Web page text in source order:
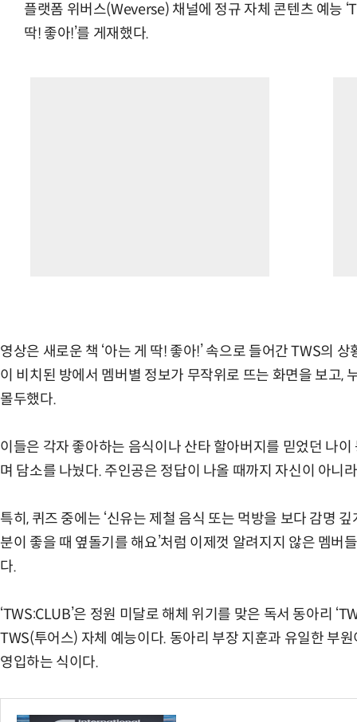
플랫폼 위버스(Weverse) 채널에 정규 자체 콘텐츠 예능
딱! 좋아!’를 게재했다.
영상은 새로운 책 ‘아는 게 딱! 좋아!’ 속으로 들어간 TWS의
이 비치된 방에서 멤버별 정보가 무작위로 뜨는 화면을 보고,
몰두했다.
이들은 각자 좋아하는 음식이나 산타 할아버지를 믿었던 나
며 담소를 나눴다. 주인공은 정답이 나올 때까지 자신이 아니
특히, 퀴즈 중에는 ‘신유는 제철 음식 또는 먹방을 보다 감명
분이 좋을 때 옆돌기를 해요’처럼 이제껏 알려지지 않은 멤버
다.
‘TWS:CLUB’은 정원 미달로 해체 위기를 맞은 독서 동아리
TWS(투어스) 자체 예능이다. 동아리 부장 지훈과 유일한 부
영입하는 식이다.